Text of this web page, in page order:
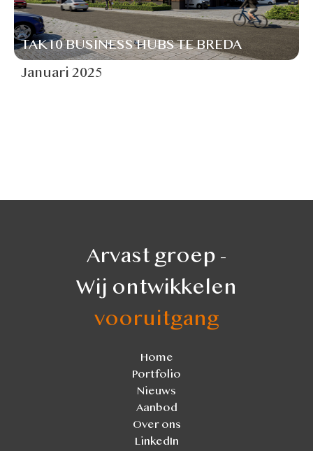
TAK10 BUSINESS HUBS TE BREDA
Januari 2025
Arvast groep -
Wij ontwikkelen
vooruitgang
Home
Portfolio
Nieuws
Aanbod
Over ons
LinkedIn